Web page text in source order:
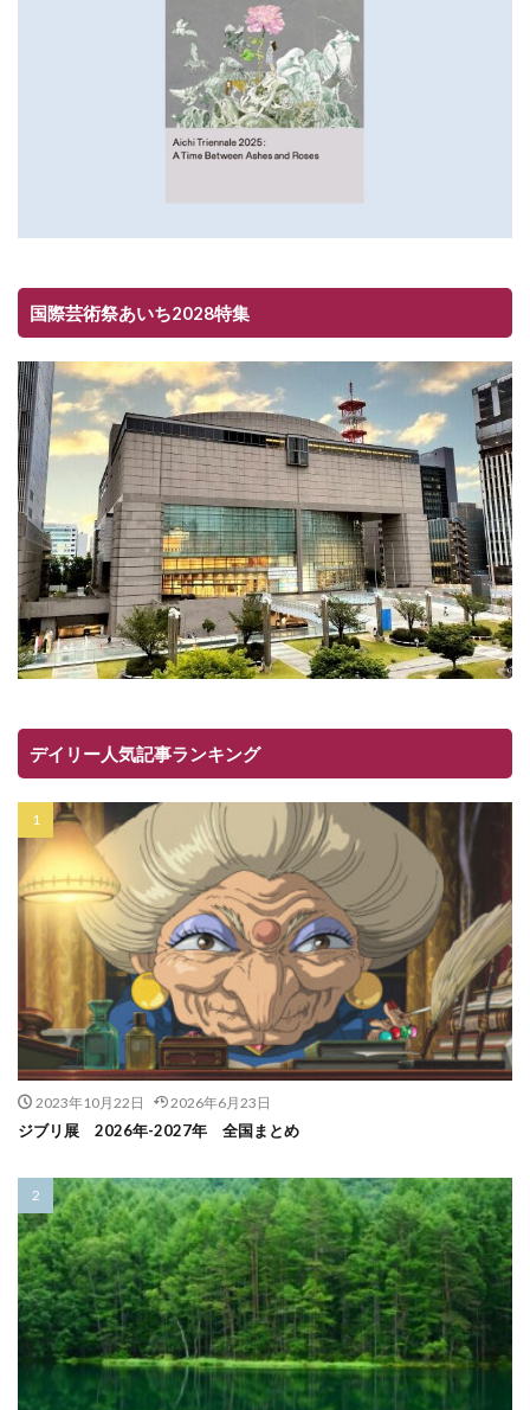
国際芸術祭あいち2028特集
デイリー人気記事ランキング
2023年10月22日 2026年6月23日
ジブリ展 2026年-2027年 全国まとめ